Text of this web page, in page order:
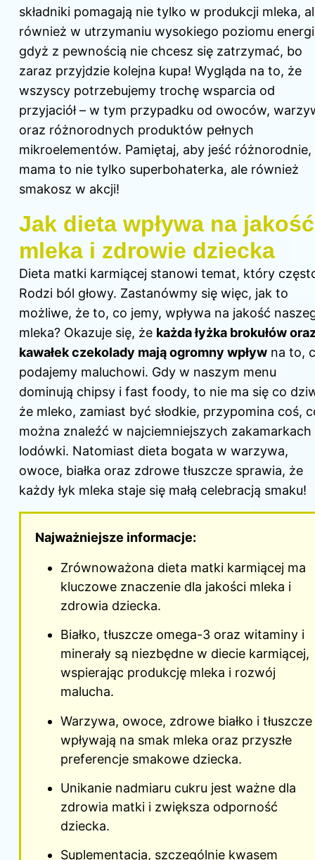
składniki pomagają nie tylko w produkcji mleka,
również w utrzymaniu wysokiego poziomu
gdyż z pewnością nie chcesz się zatrzymać, bo
zaraz przyjdzie kolejna kupa! Wygląda na to, że
wszyscy potrzebujemy trochę wsparcia od
przyjaciół – w tym przypadku od owoców,
oraz różnorodnych produktów pełnych
mikroelementów. Pamiętaj, aby jeść różnorodnie,
mama to nie tylko superbohaterka, ale również
smakosz w akcji!
Jak dieta wpływa na jakość
mleka i zdrowie dziecka
Dieta matki karmiącej stanowi temat, który
Rodzi ból głowy. Zastanówmy się więc, jak to
możliwe, że to, co jemy, wpływa na jakość
mleka? Okazuje się, że każda łyżka brokułów
kawałek czekolady mają ogromny wpływ na to,
podajemy maluchowi. Gdy w naszym menu
dominują chipsy i fast foody, to nie ma się co
że mleko, zamiast być słodkie, przypomina coś,
można znaleźć w najciemniejszych zakamarkach
lodówki. Natomiast dieta bogata w warzywa,
owoce, białka oraz zdrowe tłuszcze sprawia, że
każdy łyk mleka staje się małą celebracją smaku!
Najważniejsze informacje:
Zrównoważona dieta matki karmiącej ma
kluczowe znaczenie dla jakości mleka i
zdrowia dziecka.
Białko, tłuszcze omega-3 oraz witaminy i
minerały są niezbędne w diecie karmiącej,
wspierając produkcję mleka i rozwój
malucha.
Warzywa, owoce, zdrowe białko i tłuszcze
wpływają na smak mleka oraz przyszłe
preferencje smakowe dziecka.
Unikanie nadmiaru cukru jest ważne dla
zdrowia matki i zwiększa odporność
dziecka.
Suplementacja, szczególnie kwasem